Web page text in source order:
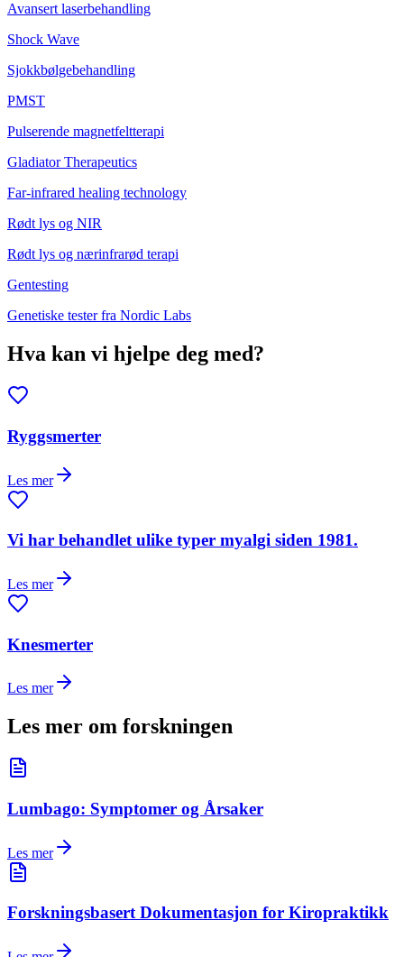
Avansert laserbehandling
Shock Wave
Sjokkbølgebehandling
PMST
Pulserende magnetfeltterapi
Gladiator Therapeutics
Far-infrared healing technology
Rødt lys og NIR
Rødt lys og nærinfrarød terapi
Gentesting
Genetiske tester fra Nordic Labs
Hva kan vi hjelpe deg med?
Ryggsmerter
Les mer
Vi har behandlet ulike typer myalgi siden 1981.
Les mer
Knesmerter
Les mer
Les mer om forskningen
Lumbago: Symptomer og Årsaker
Les mer
Forskningsbasert Dokumentasjon for Kiropraktikk